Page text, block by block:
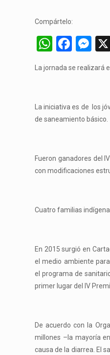
Compártelo:
La jornada se realizará
La iniciativa es de los
de saneamiento básico.
Fueron ganadores del
con modificaciones
Cuatro familias
En 2015 surgió en
el medio ambiente
el programa de
primer lugar del IV
De acuerdo con la
millones –la mayoría
causa de la diarrea. El